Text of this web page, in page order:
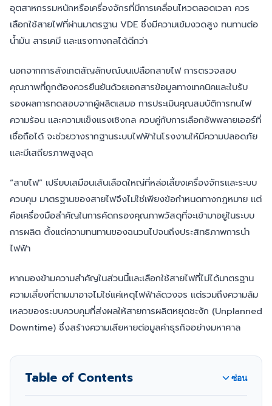
อุตสาหกรรมหนักหรือเครื่องจักรที่มีการเคลื่อนไหวตลอดเวลา ควร
เลือกใช้สายไฟที่ผ่านมาตรฐาน VDE ซึ่งมีความเข้มงวดสูง ทนทานต่อ
น้ำมัน สารเคมี และแรงทางกลได้ดีกว่า
นอกจากการสังเกตสัญลักษณ์บนเปลือกสายไฟ การตรวจสอบ
คุณภาพที่ถูกต้องควรยืนยันด้วยเอกสารข้อมูลทางเทคนิคและใบรับ
รองผลการทดสอบจากผู้ผลิตเสมอ การประเมินคุณสมบัติการทนไฟ
ความร้อน และความแข็งแรงเชิงกล ควบคู่กับการเลือกซัพพลายเออร์ที่
เชื่อถือได้ จะช่วยวางรากฐานระบบไฟฟ้าในโรงงานให้มีความปลอดภัย
และมีเสถียรภาพสูงสุด
“สายไฟ” เปรียบเสมือนเส้นเลือดใหญ่ที่หล่อเลี้ยงเครื่องจักรและระบบ
ควบคุม มาตรฐานของสายไฟจึงไม่ใช่เพียงข้อกำหนดทางกฎหมาย แต่
คือเครื่องมือสำคัญในการคัดกรองคุณภาพวัสดุที่จะเข้ามาอยู่ในระบบ
การผลิต ตั้งแต่ความทนทานของฉนวนไปจนถึงประสิทธิภาพการนำ
ไฟฟ้า
หากมองข้ามความสำคัญในส่วนนี้และเลือกใช้สายไฟที่ไม่ได้มาตรฐาน
ความเสี่ยงที่ตามมาอาจไม่ใช่แค่เหตุไฟฟ้าลัดวงจร แต่รวมถึงความล้ม
เหลวของระบบควบคุมที่ส่งผลให้สายการผลิตหยุดชะงัก (Unplanned
Downtime) ซึ่งสร้างความเสียหายต่อมูลค่าธุรกิจอย่างมหาศาล
Table of Contents ซ่อน